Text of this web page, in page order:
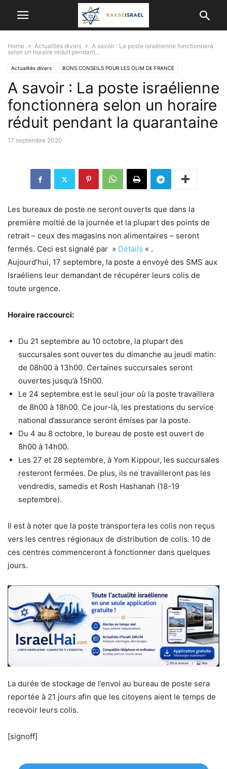
Home Actualités divers
A savoir : La poste israélienne fonctionnera
selon un horaire réduit pendant...
Actualités divers BONS CONSEILS POUR LES OLIM DE FRANCE
Coronavirus
A savoir : La poste israélienne
fonctionnera selon un horaire
réduit pendant la quarantaine
17 septembre 2020
Les bureaux de poste ne seront ouverts que dans la
première moitié de la journée et la plupart des points de
retrait – ceux des magasins non alimentaires – seront
fermés. Ceci est signalé par » Détails « .
Aujourd’hui, 17 septembre, la poste a envoyé des SMS aux
Israéliens leur demandant de récupérer leurs colis de
toute urgence.
Horaire raccourci:
Du 21 septembre au 10 octobre, la plupart des
succursales sont ouvertes du dimanche au jeudi matin:
de 08h00 à 13h00. Certaines succursales seront
ouvertes jusqu’à 15h00.
Le 24 septembre est le seul jour où la poste travaillera
de 8h00 à 18h00. Ce jour-là, les prestations du service
national d’assurance seront émises par la poste.
Du 4 au 8 octobre, le bureau de poste est ouvert de
8h00 à 14h00.
Les 27 et 28 septembre, à Yom Kippour, les succursales
resteront fermées. De plus, ils ne travailleront pas les
vendredis, samedis et Rosh Hashanah (18-19
septembre).
Il est à noter que la poste transportera les colis non reçus
vers les centres régionaux de distribution de colis. 10 de
ces centres commenceront à fonctionner dans quelques
jours.
La durée de stockage de l’envoi au bureau de poste sera
reportée à 21 jours afin que les citoyens aient le temps de
recevoir leurs colis.
[signoff]